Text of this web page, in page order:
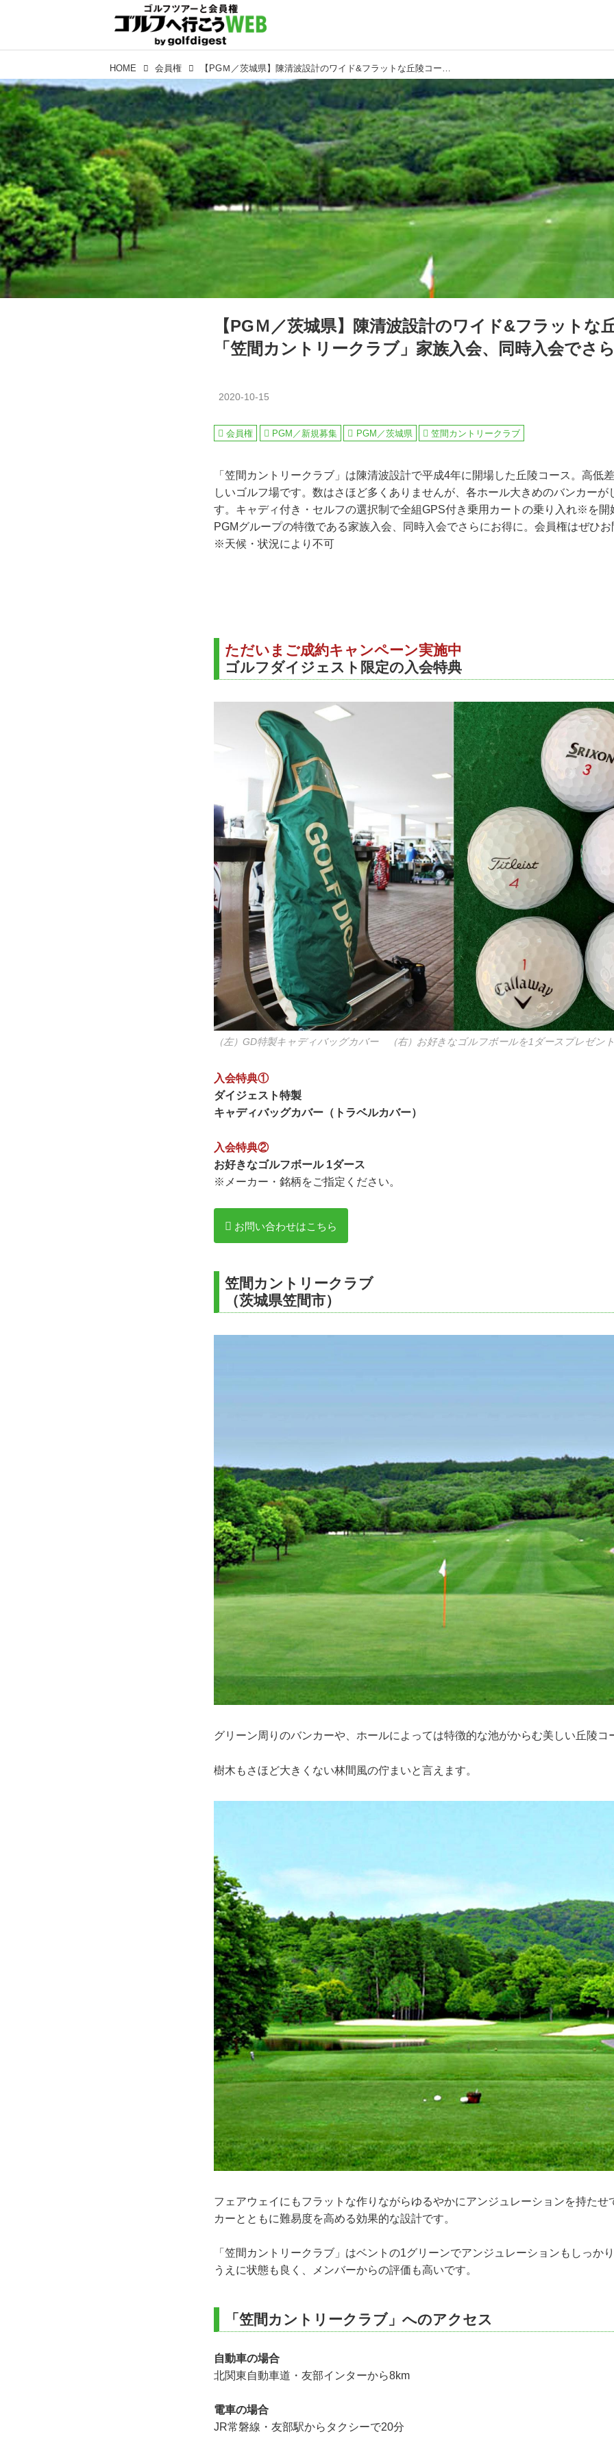
HOME 会員権 【PGＭ／茨城県】陳清波設計のワイド&フラットな丘陵コース「笠間カントリークラブ」家族入会、同時入会でさらにお得に!
【PGＭ／茨城県】陳清波設計のワイド&フラットな
「笠間カントリークラブ」家族入会、同時入会でさ
2020-10-15
会員権 PGM／新規募集 PGM／茨城県 笠間カントリークラブ
「笠間カントリークラブ」は陳清波設計で平成4年に開場した丘陵コース。高低
しいゴルフ場です。数はさほど多くありませんが、各ホール大きめのバンカーが
す。キャディ付き・セルフの選択制で全組GPS付き乗用カートの乗り入れ※を開
PGMグループの特徴である家族入会、同時入会でさらにお得に。会員権はぜひ
※天候・状況により不可
ただいまご成約キャンペーン実施中
ゴルフダイジェスト限定の入会特典
（左）GD特製キャディバッグカバー （右）お好きなゴルフボールを1ダースプレゼン
入会特典①
ダイジェスト特製
キャディバッグカバー（トラベルカバー）
入会特典②
お好きなゴルフボール 1ダース
※メーカー・銘柄をご指定ください。
お問い合わせはこちら
笠間カントリークラブ
（茨城県笠間市）
グリーン周りのバンカーや、ホールによっては特徴的な池がからむ美しい丘陵コ
樹木もさほど大きくない林間風の佇まいと言えます。
フェアウェイにもフラットな作りながらゆるやかにアンジュレーションを持たせ
カーとともに難易度を高める効果的な設計です。
「笠間カントリークラブ」はベントの1グリーンでアンジュレーションもしっか
うえに状態も良く、メンバーからの評価も高いです。
「笠間カントリークラブ」へのアクセス
自動車の場合
北関東自動車道・友部インターから8km
電車の場合
JR常磐線・友部駅からタクシーで20分